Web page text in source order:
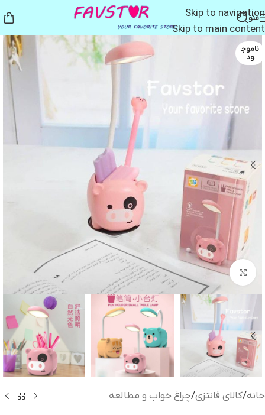
Skip to navigation
Skip to main content
منو
ناموج
ود
بزرگنمایی تصویر
خانه/کالای فانتزی/چراغ خواب و مطالعه